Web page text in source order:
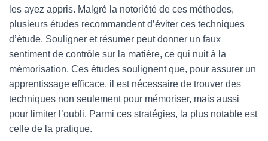
les ayez appris. Malgré la notoriété de ces méthodes,
plusieurs études recommandent d’éviter ces techniques
d’étude. Souligner et résumer peut donner un faux
sentiment de contrôle sur la matière, ce qui nuit à la
mémorisation. Ces études soulignent que, pour assurer un
apprentissage efficace, il est nécessaire de trouver des
techniques non seulement pour mémoriser, mais aussi
pour limiter l’oubli. Parmi ces stratégies, la plus notable est
celle de la pratique.